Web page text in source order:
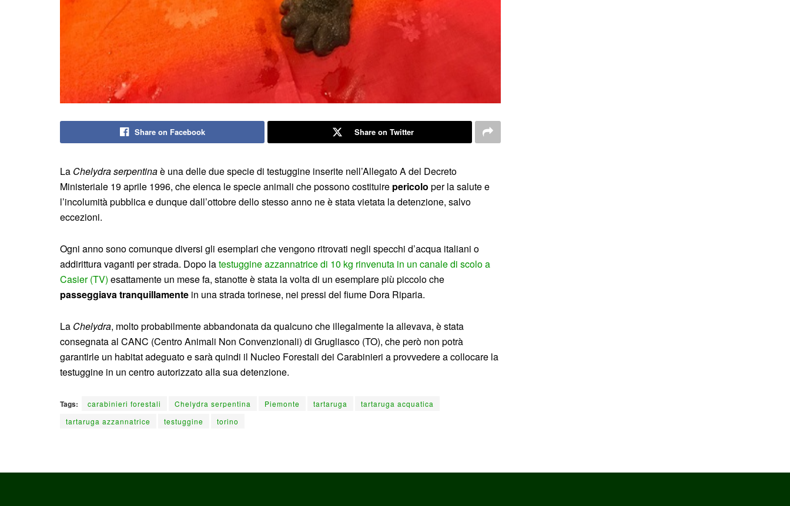
Share on Facebook Share on Twitter
La Chelydra serpentinaè una delle due specie di testuggine inserite nell’Allegato A del Decreto
Ministeriale 19 aprile 1996, che elenca le specie animali che possono costituire pericolo per la salute e
l’incolumità pubblica e dunque dall’ottobre dello stesso anno ne è stata vietata la detenzione, salvo
eccezioni.
Ogni anno sono comunque diversi gli esemplari che vengono ritrovati negli specchi d’acqua italiani o
addirittura vaganti per strada. Dopo latestuggine azzannatrice di 10 kg rinvenuta in un canale di scolo a
Casier (TV) esattamente un mese fa, stanotte è stata la volta di un esemplare più piccolo che
passeggiava tranquillamente in una strada torinese, nei pressi del fiume Dora Riparia.
La Chelydra, molto probabilmente abbandonata da qualcuno che illegalmente la allevava, è stata
consegnata al CANC (Centro Animali Non Convenzionali) di Grugliasco (TO), che però non potrà
garantirle un habitat adeguato e sarà quindi il Nucleo Forestali dei Carabinieri a provvedere a collocare la
testuggine in un centro autorizzato alla sua detenzione.
Tags: carabinieri forestali Chelydra serpentina Piemonte tartaruga
tartaruga acquatica
tartaruga azzannatrice
testuggine torino